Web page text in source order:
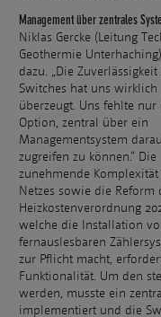
Management über zentrales
Niklas Gercke (Leitung
Geothermie
dazu. „Die
Switches hat uns wirklich
überzeugt. Uns fehlte nur
Option, zentral über ein
Managementsystem
zugreifen zu können.“ Die
zunehmende Komplexität
Netzes sowie die Reform
Heizkostenverordnung
welche die Installation
fernauslesbaren
zur Pflicht macht,
Funktionalität. Um den
werden, musste ein
implementiert und die